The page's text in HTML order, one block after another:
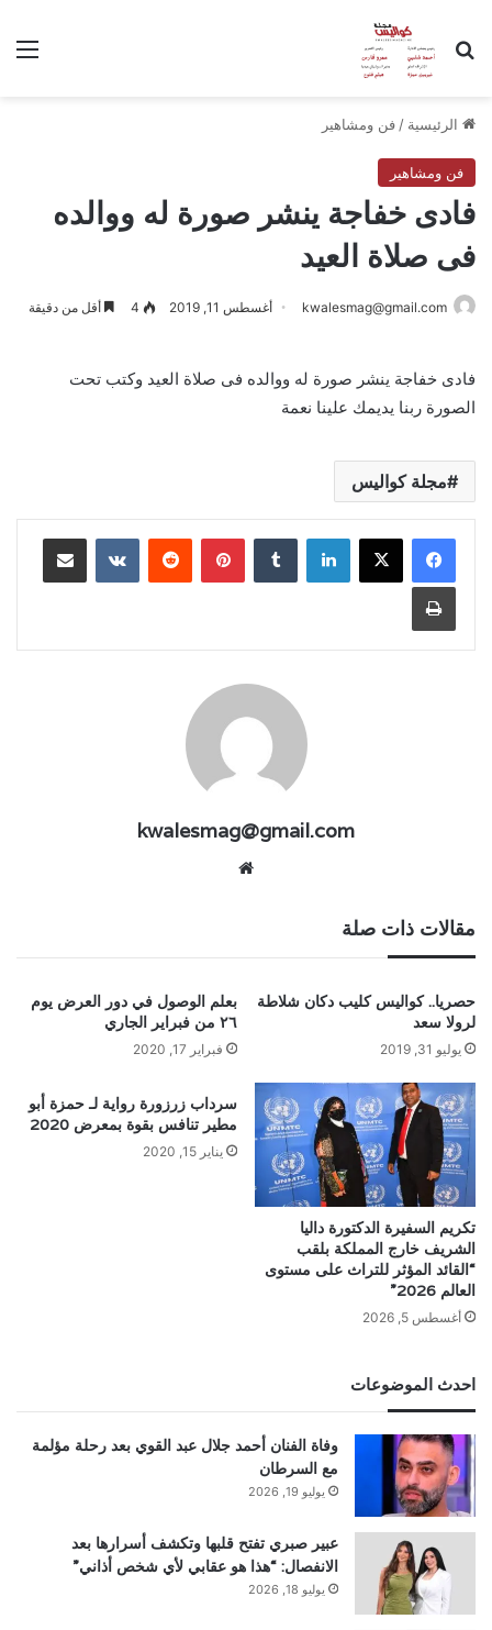
بحث عن
الرئيسية / فن ومشاهير
فن ومشاهير
فادى خفاجة ينشر صورة له ووالده
فى صلاة العيد
kwalesmag@gmail.com أغسطس 11, 2019 4 أقل من دقيقة
فادى خفاجة ينشر صورة له ووالده فى صلاة العيد وكتب تحت
الصورة ربنا يديمك علينا نعمة
مجلة كواليس
لينكدإن بينتيريست مشاركة عبر البريد
طباعة
kwalesmag@gmail.com
مقالات ذات صلة
حصريا.. كواليس كليب دكان شلاطة
لرولا سعد
يوليو 31, 2019
بعلم الوصول في دور العرض يوم
٢٦ من فبراير الجاري
فبراير 17, 2020
تكريم السفيرة الدكتورة داليا
الشريف خارج المملكة بلقب
“القائد المؤثر للتراث على مستوى
العالم 2026”
أغسطس 5, 2026
سرداب زرزورة رواية لـ حمزة أبو
مطير تنافس بقوة بمعرض 2020
يناير 15, 2020
احدث الموضوعات
وفاة الفنان أحمد جلال عبد القوي بعد رحلة مؤلمة
مع السرطان
يوليو 19, 2026
عبير صبري تفتح قلبها وتكشف أسرارها بعد
الانفصال: “هذا هو عقابي لأي شخص أذاني”
يوليو 18, 2026